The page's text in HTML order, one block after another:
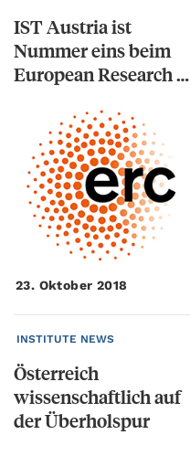
IST Austria ist
Nummer eins beim
European Research Council (ERC)
23. Oktober 2018
INSTITUTE NEWS
Österreich
wissenschaftlich auf
der Überholspur